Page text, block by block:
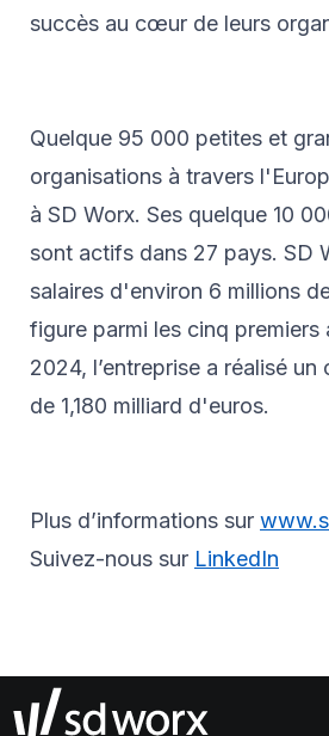
succès au cœur de leurs
Quelque 95 000 petites et
organisations à travers
à SD Worx. Ses quelque 10
sont actifs dans 27 pays. SD
salaires d'environ 6 millions
figure parmi les cinq premiers
2024, l’entreprise a réalisé
de 1,180 milliard d'euros.
Plus d’informations sur
Suivez-nous sur LinkedIn